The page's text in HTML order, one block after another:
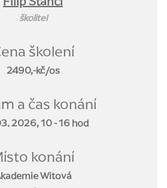
školitel
školení
2490,-kč/os
a čas konání
2026, 10 - 16 hod
konání
Witová